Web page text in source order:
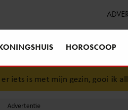
HOROSCOOP
is met mijn gezin, gooi ik alles